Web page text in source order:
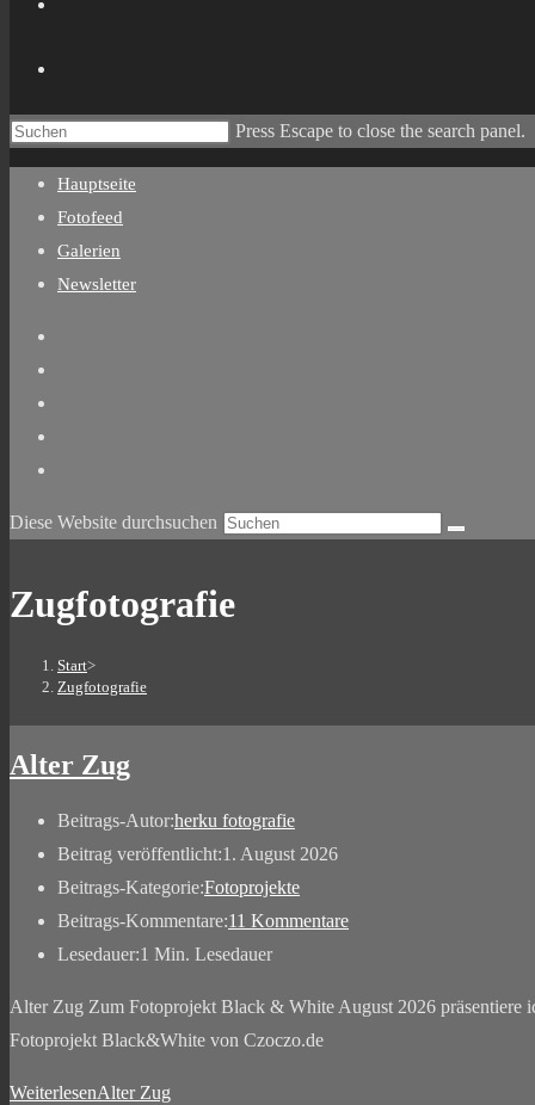
Press Escape to close the search panel.
Hauptseite
Fotofeed
Galerien
Newsletter
Diese Website durchsuchen
Zugfotografie
Start>
Zugfotografie
Alter Zug
Beitrags-Autor:herku fotografie
Beitrag veröffentlicht:1. August 2026
Beitrags-Kategorie:Fotoprojekte
Beitrags-Kommentare:11 Kommentare
Lesedauer:1 Min. Lesedauer
Alter Zug Zum Fotoprojekt Black & White August 2026
Fotoprojekt Black&White von Czoczo.de
WeiterlesenAlter Zug